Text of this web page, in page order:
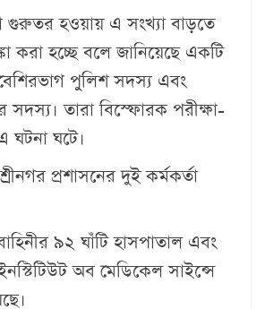
গুরুতর হওয়ায় এ সংখ্যা বাড়তে
করা হচ্ছে বলে জানিয়েছে একটি
পুলিশ সদস্য এবং
তারা বিস্ফোরক পরীক্ষা-
ঘটনা ঘটে।
প্রশাসনের দুই কর্মকর্তা
৯২ ঘাঁটি হাসপাতাল এবং
অব মেডিকেল সাইন্সে